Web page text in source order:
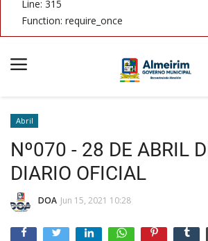
Line: 315
Function: require_once
Imprensa Oficial
Notícias
Equipe
Abril
Nº070 - 28 DE ABRIL
DIARIO OFICIAL
DOA Jun 15, 2021 10:28